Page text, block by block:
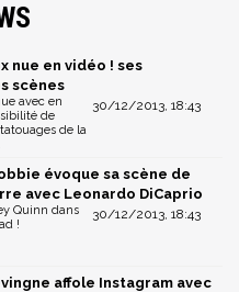
nue en vidéo ! ses
scènes
30/12/2013, 18:43
avec en
de
de la
évoque sa scène de
avec Leonardo DiCaprio
30/12/2013, 18:43
Quinn dans
!
affole Instagram avec